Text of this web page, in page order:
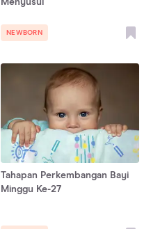
Menyusui
NEWBORN
Tahapan Perkembangan Bayi
Minggu Ke-27